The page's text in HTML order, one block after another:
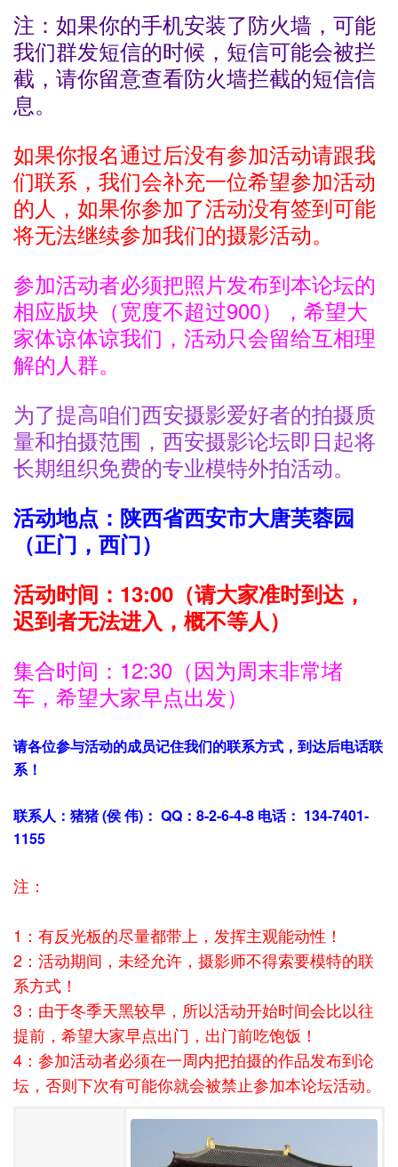
注：如果你的手机安装了防火墙，可能
我们群发短信的时候，短信可能会被拦
截，请你留意查看防火墙拦截的短信信
息。
如果你报名通过后没有参加活动请跟我
们联系，我们会补充一位希望参加活动
的人， 如果你参加了活动没有签到可能
将无法继续参加我们的摄影活动。
参加活动者必须把照片发布到本论坛的
相应版块（宽度不超过900），希望大
家体谅体谅我们，活动只会留给互相理
解的人群。
为了提高咱们西安摄影爱好者的拍摄质
量和拍摄范围，西安摄影论坛即日起将
长期组织免费的专业模特外拍活动。
活动地点：陕西省西安市大唐芙蓉园
（正门，西门）
活动时间：13:00（请大家准时到达，
迟到者无法进入，概不等人）
集合时间：12:30（因为周末非常堵
车，希望大家早点出发）
请各位参与活动的成员记住我们的联系方式，到达后电话联
系！
联系人：猪猪 (侯 伟)： QQ：8-2-6-4-8 电话： 134-7401-
1155
注：
1：有反光板的尽量都带上，发挥主观能动性！
2：活动期间，未经允许，摄影师不得索要模特的联
系方式！
3：由于冬季天黑较早，所以活动开始时间会比以往
提前，希望大家早点出门，出门前吃饱饭！
4：参加活动者必须在一周内把拍摄的作品发布到论
坛，否则下次有可能你就会被禁止参加本论坛活动。